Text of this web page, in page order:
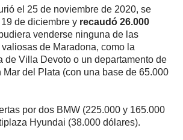
el 25 de noviembre de 2020, se
de diciembre y recaudó 26.000
venderse ninguna de las
de Maradona, como la
de Villa Devoto o un departamento de
Mar del Plata (con una base de 65.000
por dos BMW (225.000 y 165.000
Hyundai (38.000 dólares).